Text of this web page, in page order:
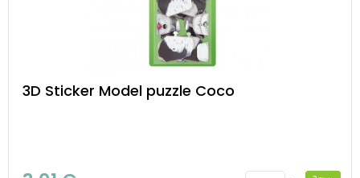
3D Sticker Model puzzle Coco